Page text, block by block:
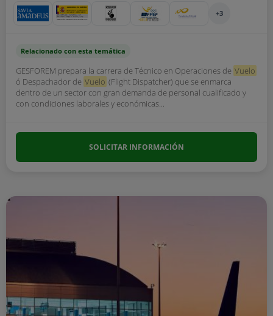
+3
Relacionado con esta temática
GESFOREM prepara la carrera de Técnico en Operaciones de Vuelo
ó Despachador de Vuelo (Flight Dispatcher) que se enmarca
dentro de un sector con gran demanda de personal cualificado y
con condiciones laborales y económicas...
SOLICITAR INFORMACIÓN